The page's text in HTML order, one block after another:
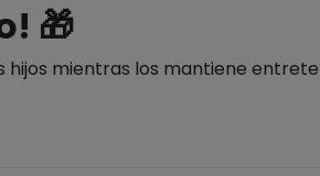
🎁
mientras los mantiene